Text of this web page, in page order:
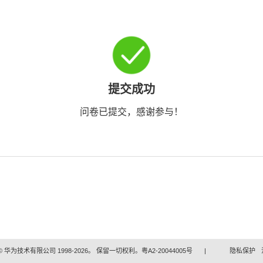
提交成功
问卷已提交，感谢参与！
华为技术有限公司 1998-2026。 保留一切权利。粤A2-20044005号 | 隐私保护